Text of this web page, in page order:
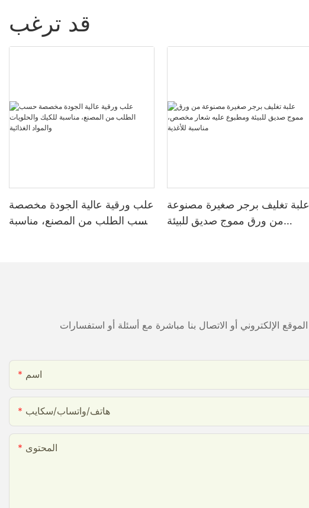
قد ترغب
علب ورقية عالية الجودة مخصصة
حسب الطلب من المصنع، مناسبة
علبة تغليف برجر صغيرة مصنوعة
من ورق مموج صديق للبيئة
اسم
هاتف/واتساب/سكايب
المحتوى